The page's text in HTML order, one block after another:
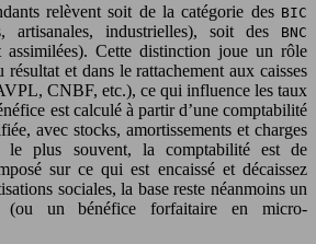
relèvent soit de la catégorie des BIC
artisanales, industrielles), soit des BNC
assimilées). Cette distinction joue un rôle
et dans le rattachement aux caisses
CNBF, etc.), ce qui influence les taux
est calculé à partir d’une comptabilité
avec stocks, amortissements et charges
le plus souvent, la comptabilité est de
sur ce qui est encaissé et décaissez
sociales, la base reste néanmoins un
un bénéfice forfaitaire en micro-